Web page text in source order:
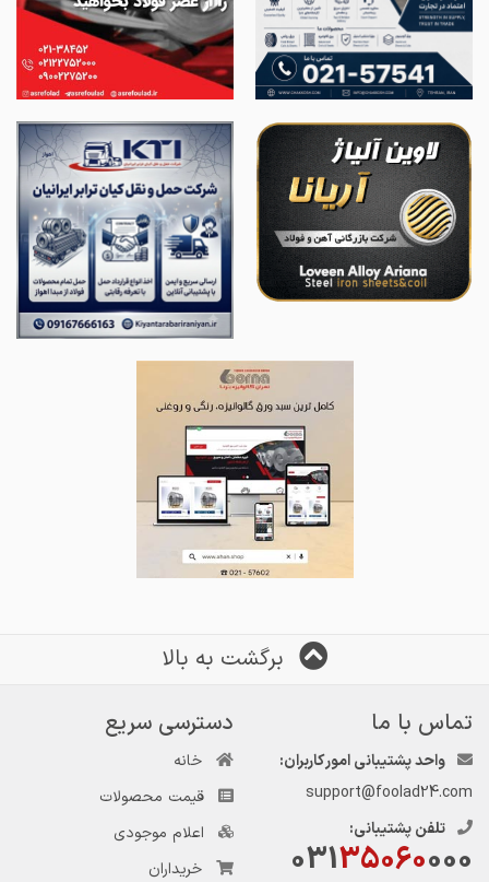
برگشت به بالا
تماس با ما
واحد پشتیبانی امور کاربران:
support@foolad24.com
تلفن پشتیبانی:
03135060000
دسترسی سریع
خانه
قیمت محصولات
اعلام موجودی
خریداران